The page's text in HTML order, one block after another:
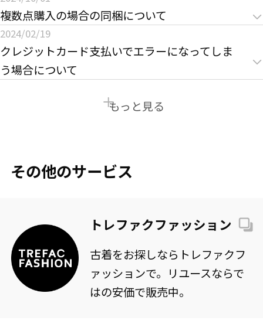
生じる可能性がございます。
お急ぎでないご注文につきましては、日数に余裕を
持ってご注文いただけますようお願いいたします。
また、お盆期間中は配送業者の営業所が臨時休業と
なる場合がございますので、お荷物をお受け取りの
い合わせください。
ヤマト運輸：https://www.yamato-
hd.co.jp/important/info_260728_1.html
https://www2.sagawa-
熊本地震に伴う、通行止め・交通規制や物流量増加
や天候不良などの影響により、一部の地域で配送不
可、お届けに大幅な遅れが出る場合がございます。
以下ヤマト運輸・佐川急便のホームページ内、「重
要なお知らせ」をご確認ください。
ヤマト運輸：https://www.yamato-
exp.co.jp/information/detail/406/
お客様にはご不便をお掛け致しますが、何卒ご理
解、ご了承のほどよろしくお願い申し上げます。
にありがとうございます。
このたび決済方法にPayPayが追加になりましたので
お知らせ致します。
複数点購入の場合の同梱について
日頃よりトレファクONLINEをご利用いただきまし
て、誠にありがとうございます。
梱発送に関しては、一定条件の場合においてのみ、
合がございます。あらかじめご了承ください。
2024/02/19
クレジットカード支払いでエラーになってしま
う場合について
て、誠にありがとうございます。
設定のお客様がエラーになってしまう事例が多数発
生しております。
確認いただきますようお願い致します。
詳細は
からご確認ください。
もっと見る
その他のサービス
トレファクファッション
古着をお探しならトレファクフ
ァッションで。リユースならで
はの安価で販売中。